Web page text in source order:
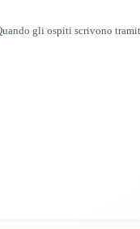
gli ospiti scrivono